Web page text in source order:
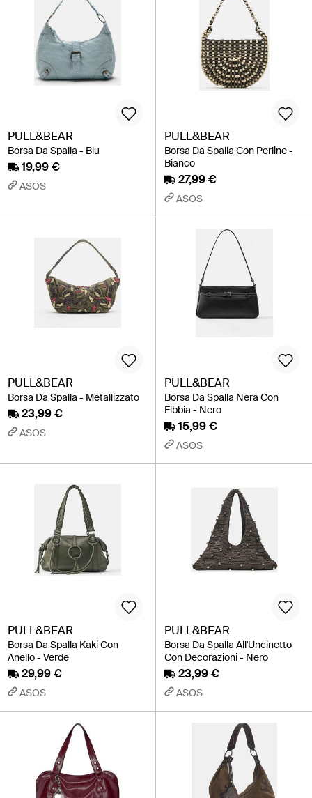
PULL&BEAR
Borsa Da Spalla - Blu
19,99 €
ASOS
PULL&BEAR
Borsa Da Spalla Con Perline -
Bianco
27,99 €
ASOS
PULL&BEAR
Borsa Da Spalla - Metallizzato
23,99 €
ASOS
PULL&BEAR
Borsa Da Spalla Nera Con
Fibbia - Nero
15,99 €
ASOS
PULL&BEAR
Borsa Da Spalla Kaki Con
Anello - Verde
29,99 €
ASOS
PULL&BEAR
Borsa Da Spalla All'Uncinetto
Con Decorazioni - Nero
23,99 €
ASOS